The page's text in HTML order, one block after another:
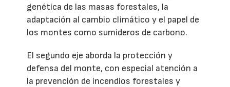
genética de las masas forestales, la
adaptación al cambio climático y el papel de
los montes como sumideros de carbono.
El segundo eje aborda la protección y
defensa del monte, con especial atención a
la prevención de incendios forestales y